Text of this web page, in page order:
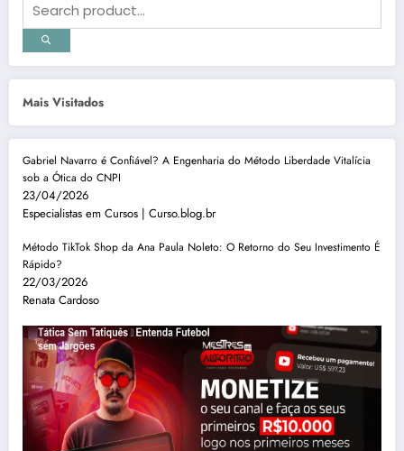
Mais Visitados
Gabriel Navarro é Confiável? A Engenharia do Método Liberdade Vitalícia
sob a Ótica do CNPI
23/04/2026
Especialistas em Cursos | Curso.blog.br
Método TikTok Shop da Ana Paula Noleto: O Retorno do Seu Investimento É
Rápido?
22/03/2026
Renata Cardoso